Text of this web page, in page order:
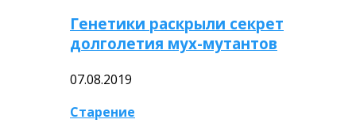
Генетики раскрыли секрет
долголетия мух-мутантов
07.08.2019
Старение